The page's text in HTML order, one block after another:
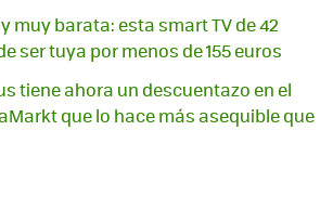
muy barata: esta smart TV de 42
ser tuya por menos de 155 euros
tiene ahora un descuentazo en el
que lo hace más asequible que